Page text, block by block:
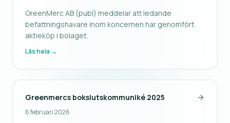
GreenMerc AB (publ) meddelar att ledande
befattningshavare inom koncernen har genomfört
aktieköp i bolaget.
Läs hela →
Greenmercs bokslutskommuniké 2025
6 februari 2026